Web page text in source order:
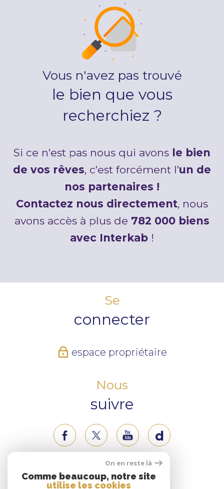
Vous n'avez pas trouvé
le bien que vous
recherchiez ?
Si ce n'est pas nous qui avons le bien
de vos rêves, c'est forcément l'un de
nos partenaires !
Contactez nous directement, nous
avons accès à plus de 782 000 biens
avec Interkab !
Se
connecter
espace propriétaire
Nous
suivre
Nous
On en reste là
Comme beaucoup, notre site
utilise les cookies